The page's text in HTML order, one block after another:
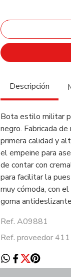
Descripción
Bota estilo militar
negro. Fabricada
primera calidad y
el empeine para
de contar con
para facilitar la
muy cómoda, con
goma
Ref. A09881
Ref. proveedor